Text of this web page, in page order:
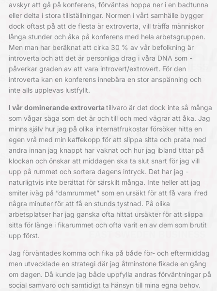
avskyr att gå på konferens, förväntas hoppa ner i en badtunna
eller delta i stora tillställningar. Normen i vårt samhälle bygger
dock oftast på att de flesta är extroverta, vill träffa människor
långa stunder och åka på konferens med hela arbetsgruppen.
Men man har beräknat att cirka 30 % av vår befolkning är
introverta och att det är personliga drag i våra DNA som ­
påverkar graden av att vara introvert/extrovert. För den
introverta kan en konferens innebära en stor anspänning och
inte alls upplevas lustfyllt.
I vår dominerande extrovertatillvaro är det dock inte så många
som vågar säga som det är och till och med vägrar att åka. Jag
minns själv hur jag på olika internatfrukostar försöker hitta en
egen vrå med min kaffekopp för att slippa sitta och prata med
andra innan jag knappt har vaknat och hur jag ibland tittar på
klockan och önskar att middagen ska ta slut snart för jag vill
upp på rummet och sortera dagens intryck. Det har jag ­
naturligtvis inte berättat för särskilt många. Inte heller att jag
smiter iväg på ”damrummet” som en ursäkt för att få vara ifred
några minuter för att få en stunds tystnad. På olika
arbetsplatser har jag ganska ofta hittat ursäkter för att slippa
sitta för länge i fikarummet och ofta varit en av dem som brutit
upp först.
Jag förväntades komma och fika på både för- och eftermiddag
men utvecklade en strategi där jag åtminstone fikade en gång
om dagen. Då kunde jag både uppfylla andras förväntningar på
social samvaro och samtidigt ta hänsyn till mina egna behov.